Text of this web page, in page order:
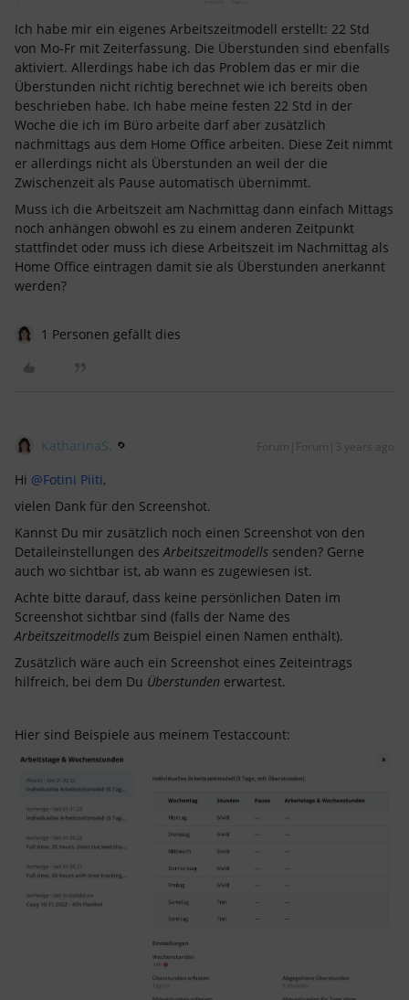
Ich habe mir ein eigenes Arbeitszeitmodell erstellt: 22 Std
von Mo-Fr mit Zeiterfassung. Die Überstunden sind ebenfalls
aktiviert. Allerdings habe ich das Problem das er mir die
Überstunden nicht richtig berechnet wie ich bereits oben
beschrieben habe. Ich habe meine festen 22 Std in der
Woche die ich im Büro arbeite darf aber zusätzlich
nachmittags aus dem Home Office arbeiten. Diese Zeit nimmt
er allerdings nicht als Überstunden an weil der die
Zwischenzeit als Pause automatisch übernimmt.
Muss ich die Arbeitszeit am Nachmittag dann einfach Mittags
noch anhängen obwohl es zu einem anderen Zeitpunkt
stattfindet oder muss ich diese Arbeitszeit im Nachmittag als
Home Office eintragen damit sie als Überstunden anerkannt
werden?
1 Personen gefällt dies
KatharinaS. Forum|Forum|3 years ago
Hi @Fotini Piiti,
vielen Dank für den Screenshot.
Kannst Du mir zusätzlich noch einen Screenshot von den
Detaileinstellungen desArbeitszeitmodells senden? Gerne
auch wo sichtbar ist, ab wann es zugewiesen ist.
Achte bitte darauf, dass keine persönlichen Daten im
Screenshot sichtbar sind (falls der Name des
Arbeitszeitmodells zum Beispiel einen Namen enthält).
Zusätzlich wäre auch ein Screenshot eines Zeiteintrags
hilfreich, bei dem Du Überstunden erwartest.
Hier sind Beispiele aus meinem Testaccount: